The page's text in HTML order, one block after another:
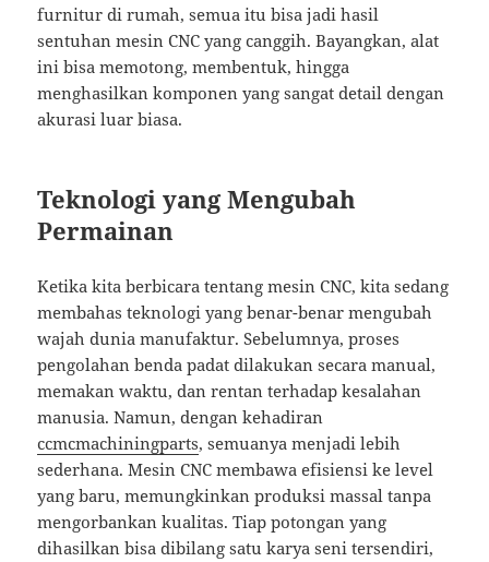
furnitur di rumah, semua itu bisa jadi hasil
sentuhan mesin CNC yang canggih. Bayangkan, alat
ini bisa memotong, membentuk, hingga
menghasilkan komponen yang sangat detail dengan
akurasi luar biasa.
Teknologi yang Mengubah
Permainan
Ketika kita berbicara tentang mesin CNC, kita sedang
membahas teknologi yang benar-benar mengubah
wajah dunia manufaktur. Sebelumnya, proses
pengolahan benda padat dilakukan secara manual,
memakan waktu, dan rentan terhadap kesalahan
manusia. Namun, dengan kehadiran
ccmcmachiningparts, semuanya menjadi lebih
sederhana. Mesin CNC membawa efisiensi ke level
yang baru, memungkinkan produksi massal tanpa
mengorbankan kualitas. Tiap potongan yang
dihasilkan bisa dibilang satu karya seni tersendiri,